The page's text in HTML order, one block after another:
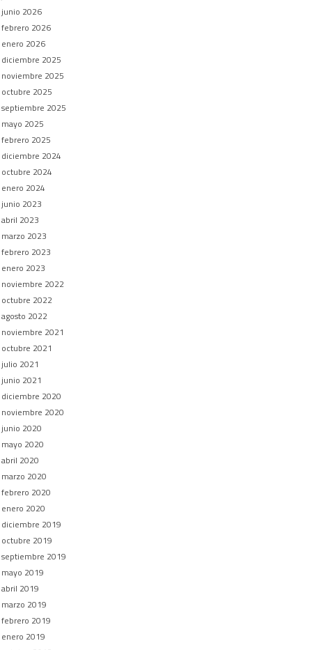
junio 2026
febrero 2026
enero 2026
diciembre 2025
noviembre 2025
octubre 2025
septiembre 2025
mayo 2025
febrero 2025
diciembre 2024
octubre 2024
enero 2024
junio 2023
abril 2023
marzo 2023
febrero 2023
enero 2023
noviembre 2022
octubre 2022
agosto 2022
noviembre 2021
octubre 2021
julio 2021
junio 2021
diciembre 2020
noviembre 2020
junio 2020
mayo 2020
abril 2020
marzo 2020
febrero 2020
enero 2020
diciembre 2019
octubre 2019
septiembre 2019
mayo 2019
abril 2019
marzo 2019
febrero 2019
enero 2019